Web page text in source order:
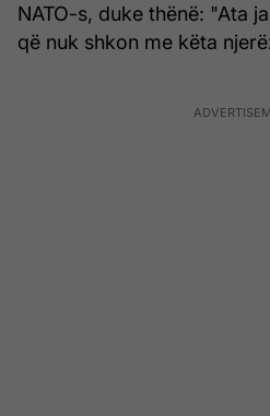
NATO-s, duke thënë: "Ata
që nuk shkon me këta